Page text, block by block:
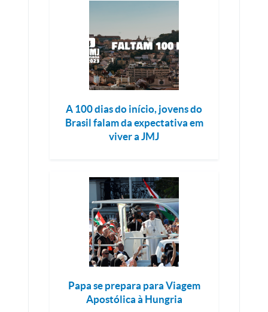
A 100 dias do início, jovens do
Brasil falam da expectativa em
viver a JMJ
Papa se prepara para Viagem
Apostólica à Hungria